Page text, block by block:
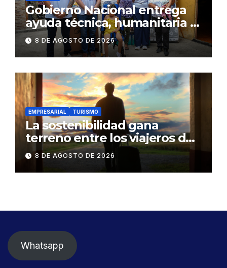
Gobierno Nacional entrega
ayuda técnica, humanitaria y
Bono Joaquín Gallegos Lara a
familia en situación de
vulnerabilidad
8 DE AGOSTO DE 2026
EMPRESARIAL TURISMO
La sostenibilidad gana
terreno entre los viajeros de
negocios
8 DE AGOSTO DE 2026
Whatsapp